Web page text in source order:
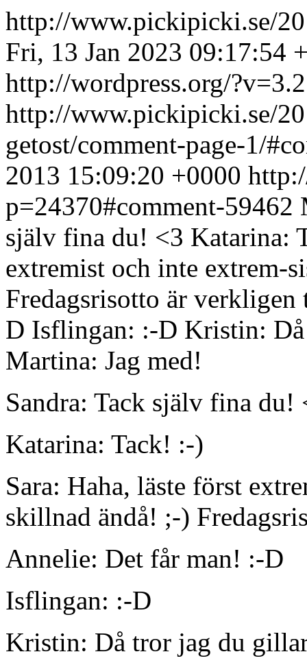
http://www.pickipicki.se/
Fri, 13 Jan 2023 09:17:54
http://wordpress.org/
http://www.pickipicki.se/
getost/comment-page-1/
2013 15:09:20 +0000
p=24370#comment-59462
själv fina du! <3 Katarina:
extremist och inte extrem-
Fredagsrisotto är
D Isflingan: :-D Kristin:
Martina: Jag med!
Sandra: Tack själv fina du!
Katarina: Tack! :-)
Sara: Haha, läste först
skillnad ändå! ;-)
Annelie: Det får man! :-D
Isflingan: :-D
Kristin: Då tror jag du